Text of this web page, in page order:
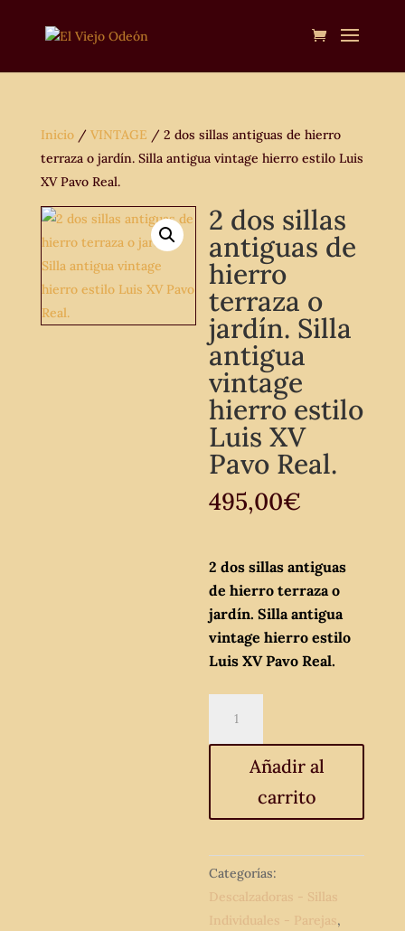
Inicio/ VINTAGE / 2 dos sillas antiguas de hierro
terraza o jardín. Silla antigua vintage hierro estilo Luis
XV Pavo Real.
2 dos sillas
antiguas de
hierro
terraza o
jardín. Silla
antigua
vintage
hierro estilo
Luis XV
Pavo Real.
495,00€
2 dos sillas antiguas
de hierro terraza o
jardín. Silla antigua
vintage hierro estilo
Luis XV Pavo Real.
sillas
antiguas
hierro
o
jardín.
Silla
Añadir al
carrito
Categorías:
Descalzadoras - Sillas
Individuales - Parejas,